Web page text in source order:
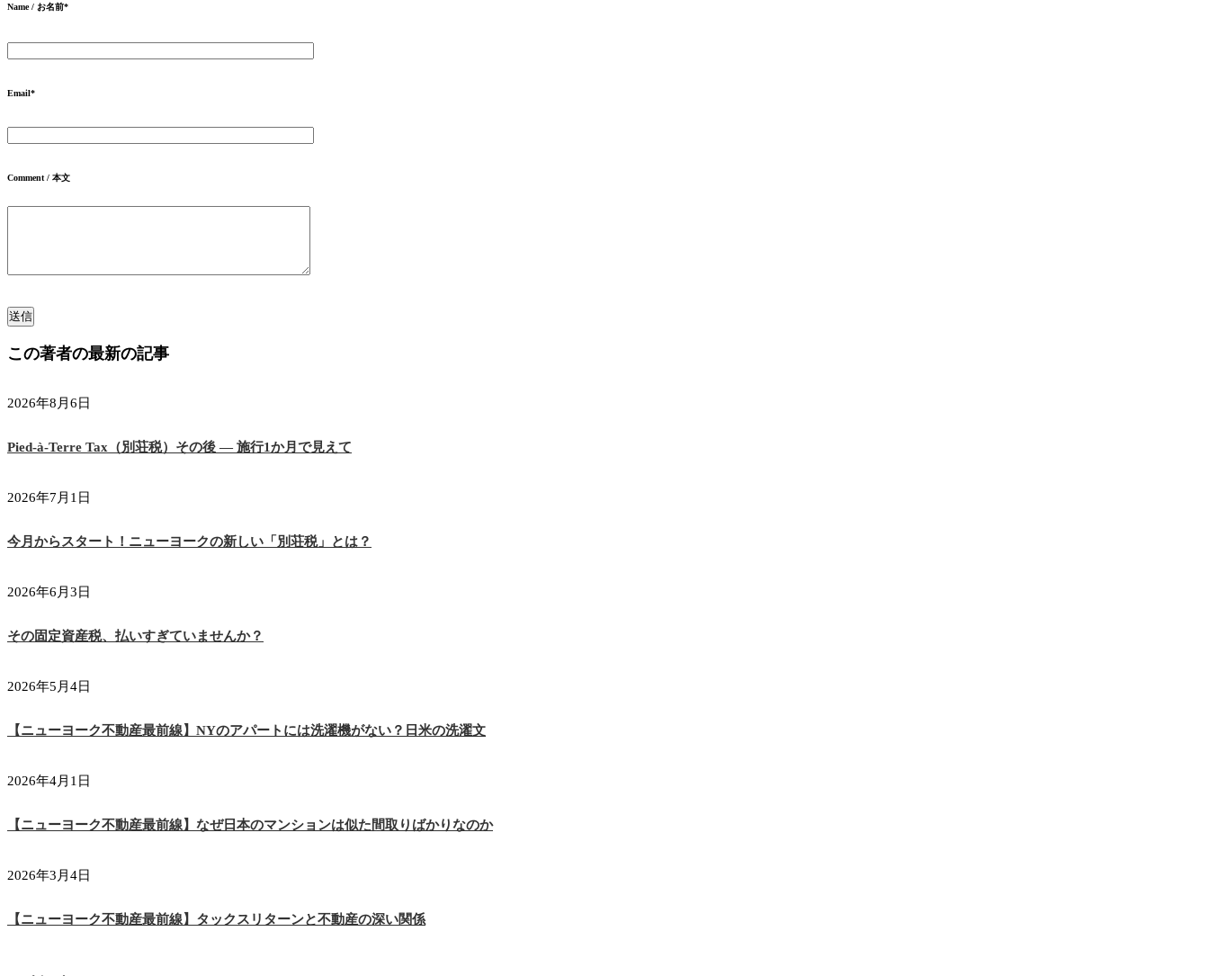
Name / お名前*
Email*
Comment / 本文
この著者の最新の記事
2026年8月6日
Pied-à-Terre Tax（別荘税）その後 ― 施行1か月で見えて
2026年7月1日
今月からスタート！ニューヨークの新しい「別荘税」とは？
2026年6月3日
その固定資産税、払いすぎていませんか？
2026年5月4日
【ニューヨーク不動産最前線】NYのアパートには洗濯機がない？日米の洗濯文
2026年4月1日
【ニューヨーク不動産最前線】なぜ日本のマンションは似た間取りばかりなのか
2026年3月4日
【ニューヨーク不動産最前線】タックスリターンと不動産の深い関係